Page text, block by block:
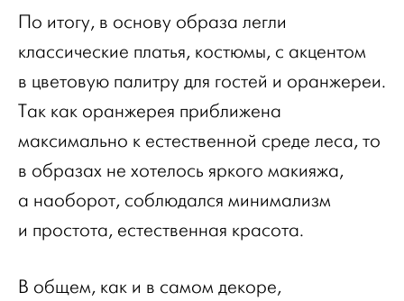
По итогу, в основу образа легли
классические платья, костюмы, с акцентом
в цветовую палитру для гостей и оранжереи.
Так как оранжерея приближена
максимально к естественной среде леса, то
в образах не хотелось яркого макияжа,
а наоборот, соблюдался минимализм
и простота, естественная красота.
В общем, как и в самом декоре,